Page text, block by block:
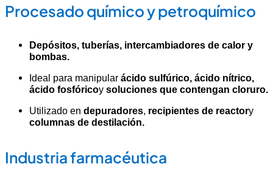
Procesado químico y petroquímico
Depósitos, tuberías, intercambiadores de calor y
bombas.
Ideal para manipular ácido sulfúrico, ácido nítrico,
ácido fosfóricoy soluciones que contengan cloruro.
Utilizado en depuradores, recipientes de reactory
columnas de destilación.
Industria farmacéutica